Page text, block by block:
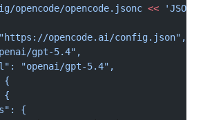
opencode/opencode.jsonc << 'JSON'
opencode.ai/config.json",
gpt-5.4",
"openai/gpt-5.4",
{
{
{